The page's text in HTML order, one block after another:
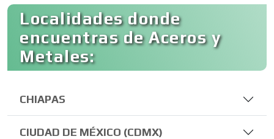
Localidades donde
encuentras de Aceros y
Metales:
CHIAPAS
CIUDAD DE MÉXICO (CDMX)